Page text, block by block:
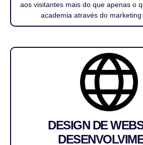
aos visitantes mais do que apenas o
academia através do
DESIGN DE